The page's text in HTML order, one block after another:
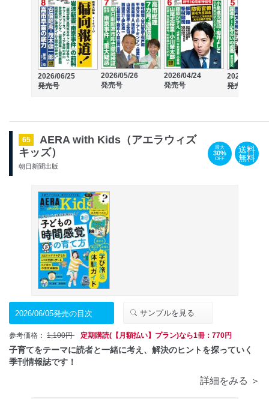
2026/06/25
発売号
2026/05/26
発売号
2026/04/24
発売号
2026/03/26
発売号
65
AERA with Kids（アエラウィズ
キッズ）
朝日新聞出版
最大
30%
OFF
送料
無料
2026/06/05発売の目次 サンプルを見る
参考価格： 1,100円 定期購読(【月額払い】プラン)なら1冊：770円
子育てをテーマに読者と一緒に考え、解決のヒントを探っていく
季刊情報誌です！
詳細をみる ＞